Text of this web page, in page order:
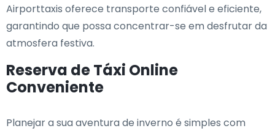
Airporttaxis oferece transporte confiável e eficiente,
garantindo que possa concentrar-se em desfrutar da
atmosfera festiva.
Reserva de Táxi Online
Conveniente
Planejar a sua aventura de inverno é simples com